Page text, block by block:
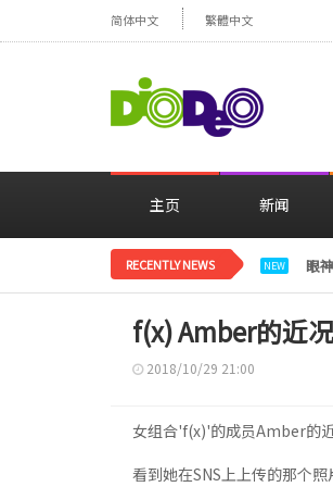
简体中文 繁體中文
主页 新闻
RECENTLY NEWS NEW 减
f(x) Amber的近
2018/10/29 21:00
女组合'f(x)'的成员Amber的
看到她在SNS上上传的那